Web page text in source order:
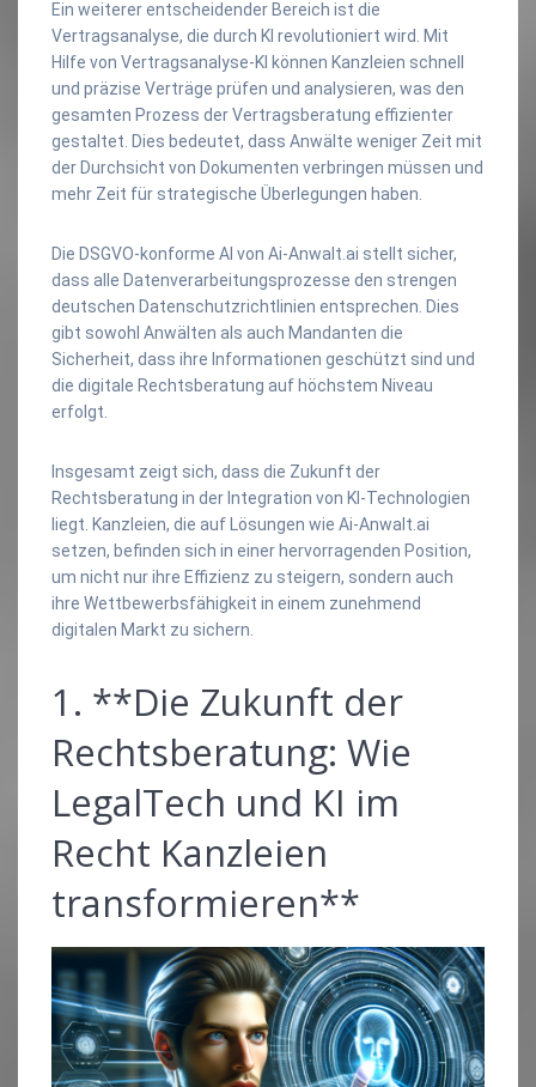
Ein weiterer entscheidender Bereich ist die
Vertragsanalyse, die durch KI revolutioniert wird. Mit
Hilfe von Vertragsanalyse-KI können Kanzleien schnell
und präzise Verträge prüfen und analysieren, was den
gesamten Prozess der Vertragsberatung effizienter
gestaltet. Dies bedeutet, dass Anwälte weniger Zeit mit
der Durchsicht von Dokumenten verbringen müssen und
mehr Zeit für strategische Überlegungen haben.
Die DSGVO-konforme AI von Ai-Anwalt.ai stellt sicher,
dass alle Datenverarbeitungsprozesse den strengen
deutschen Datenschutzrichtlinien entsprechen. Dies
gibt sowohl Anwälten als auch Mandanten die
Sicherheit, dass ihre Informationen geschützt sind und
die digitale Rechtsberatung auf höchstem Niveau
erfolgt.
Insgesamt zeigt sich, dass die Zukunft der
Rechtsberatung in der Integration von KI-Technologien
liegt. Kanzleien, die auf Lösungen wie Ai-Anwalt.ai
setzen, befinden sich in einer hervorragenden Position,
um nicht nur ihre Effizienz zu steigern, sondern auch
ihre Wettbewerbsfähigkeit in einem zunehmend
digitalen Markt zu sichern.
1. **Die Zukunft der
Rechtsberatung: Wie
LegalTech und KI im
Recht Kanzleien
transformieren**